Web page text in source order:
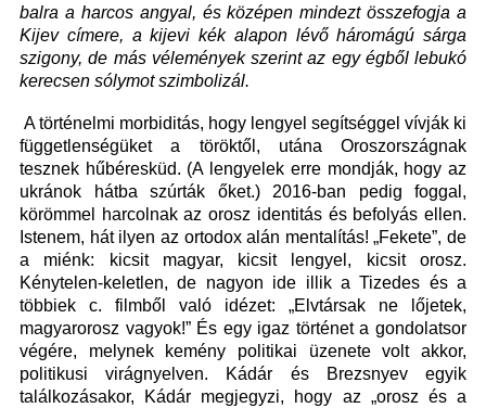
balra a harcos angyal, és középen mindezt összefogja a
Kijev címere, a kijevi kék alapon lévő háromágú sárga
szigony, de más vélemények szerint az egy égből lebukó
kerecsen sólymot szimbolizál.
A történelmi morbiditás, hogy lengyel segítséggel vívják ki
függetlenségüket a töröktől, utána Oroszországnak
tesznek hűbéresküd. (A lengyelek erre mondják, hogy az
ukránok hátba szúrták őket.) 2016-ban pedig foggal,
körömmel harcolnak az orosz identitás és befolyás ellen.
Istenem, hát ilyen az ortodox alán mentalítás! „Fekete”, de
a miénk: kicsit magyar, kicsit lengyel, kicsit orosz.
Kénytelen-keletlen, de nagyon ide illik a Tizedes és a
többiek c. filmből való idézet: „Elvtársak ne lőjetek,
magyarorosz vagyok!” És egy igaz történet a gondolatsor
végére, melynek kemény politikai üzenete volt akkor,
politikusi virágnyelven. Kádár és Brezsnyev egyik
találkozásakor, Kádár megjegyzi, hogy az „orosz és a